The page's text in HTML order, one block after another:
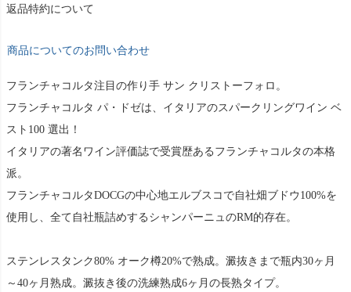
返品特約について
商品についてのお問い合わせ
フランチャコルタ注目の作り手 サン クリストーフォロ。
フランチャコルタ パ・ドゼは、イタリアのスパークリングワイン ベ
スト100 選出！
イタリアの著名ワイン評価誌で受賞歴あるフランチャコルタの本格
派。
フランチャコルタDOCGの中心地エルブスコで自社畑ブドウ100%を
使用し、全て自社瓶詰めするシャンパーニュのRM的存在。
ステンレスタンク80% オーク樽20%で熟成。澱抜きまで瓶内30ヶ月
～40ヶ月熟成。澱抜き後の洗練熟成6ヶ月の長熟タイプ。